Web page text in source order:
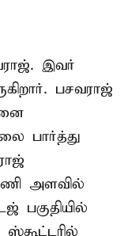
இவர்
பசவராஜ்
பார்த்து
அளவில்
பகுதியில்